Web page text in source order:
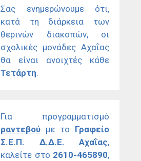
Σας ενημερώνουμε ότι,
κατά τη διάρκεια των
θερινών διακοπών, οι
σχολικές μονάδες Αχαΐας
θα είναι ανοιχτές κάθε
Τετάρτη.
Για προγραμματισμό
ραντεβού με το Γραφείο
Σ.Ε.Π. Δ.Δ.Ε. Αχαΐας,
καλείτε στο 2610-465890,